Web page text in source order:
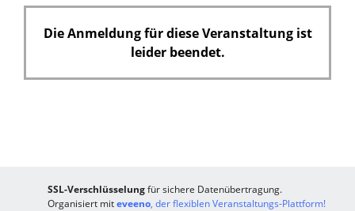
Die Anmeldung für diese Veranstaltung ist
leider beendet.
SSL-Verschlüsselungfür sichere Datenübertragung.
Organisiert miteveeno, der flexiblen Veranstaltungs-Plattform!